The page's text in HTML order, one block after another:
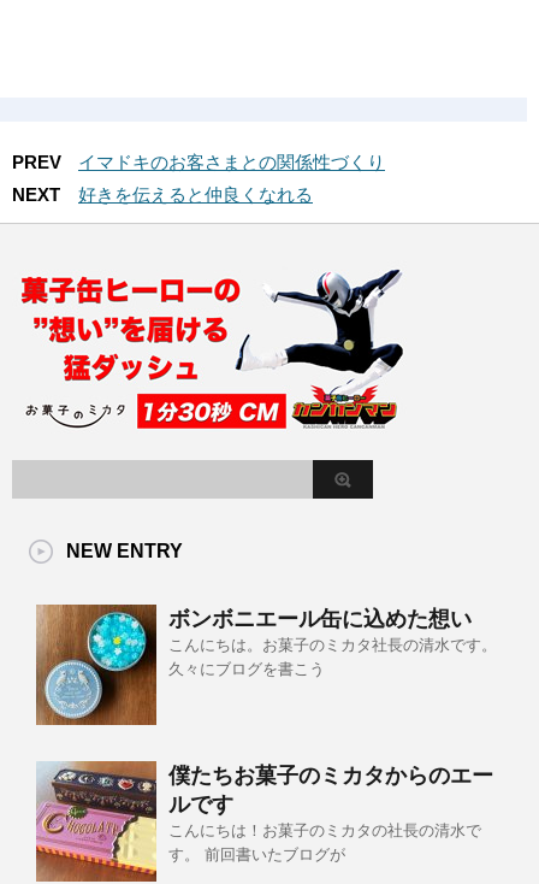
PREV
イマドキのお客さまとの関係性づくり
NEXT
好きを伝えると仲良くなれる
NEW ENTRY
ボンボニエール缶に込めた想い
こんにちは。お菓子のミカタ社長の清水です。
久々にブログを書こう
僕たちお菓子のミカタからのエー
ルです
こんにちは！お菓子のミカタの社長の清水で
す。 前回書いたブログが